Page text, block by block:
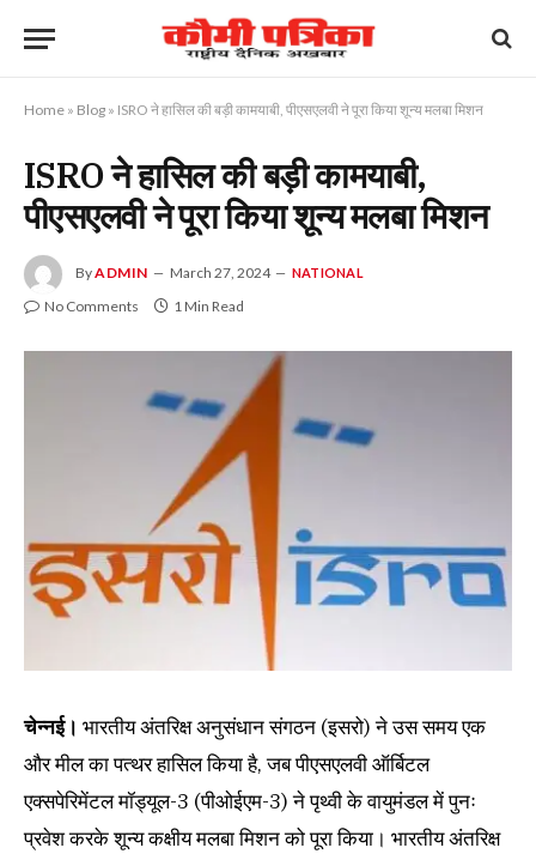
Home » Blog » ISRO ने हासिल की बड़ी कामयाबी, पीएसएलवी ने पूरा किया शून्य मलबा मिशन
ISRO ने हासिल की बड़ी कामयाबी,
पीएसएलवी ने पूरा किया शून्य मलबा मिशन
ByADMIN March 27, 2024 NATIONAL
No Comments 1 Min Read
चेन्नई। भारतीय अंतरिक्ष अनुसंधान संगठन (इसरो) ने उस समय एक
और मील का पत्थर हासिल किया है, जब पीएसएलवी ऑर्बिटल
एक्सपेरिमेंटल मॉड्यूल-3 (पीओईएम-3) ने पृथ्वी के वायुमंडल में पुनः
प्रवेश करके शून्य कक्षीय मलबा मिशन को पूरा किया। भारतीय अंतरिक्ष